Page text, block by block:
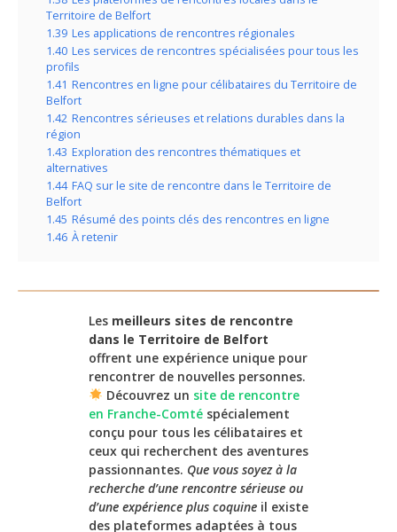
Territoire de Belfort
1.39 Les applications de rencontres régionales
1.40 Les services de rencontres spécialisées pour tous les
profils
1.41 Rencontres en ligne pour célibataires du Territoire de
Belfort
1.42 Rencontres sérieuses et relations durables dans la
région
1.43 Exploration des rencontres thématiques et
alternatives
1.44 FAQ sur le site de rencontre dans le Territoire de
Belfort
1.45 Résumé des points clés des rencontres en ligne
1.46 À retenir
Les meilleurs sites de rencontre
dans le Territoire de Belfort
offrent une expérience unique pour
rencontrer de nouvelles personnes.
Découvrez un site de rencontre
en Franche-Comté spécialement
conçu pour tous les célibataires et
ceux qui recherchent des aventures
passionnantes. Que vous soyez à la
recherche d’une rencontre sérieuse ou
d’une expérience plus coquine il existe
des plateformes adaptées à tous